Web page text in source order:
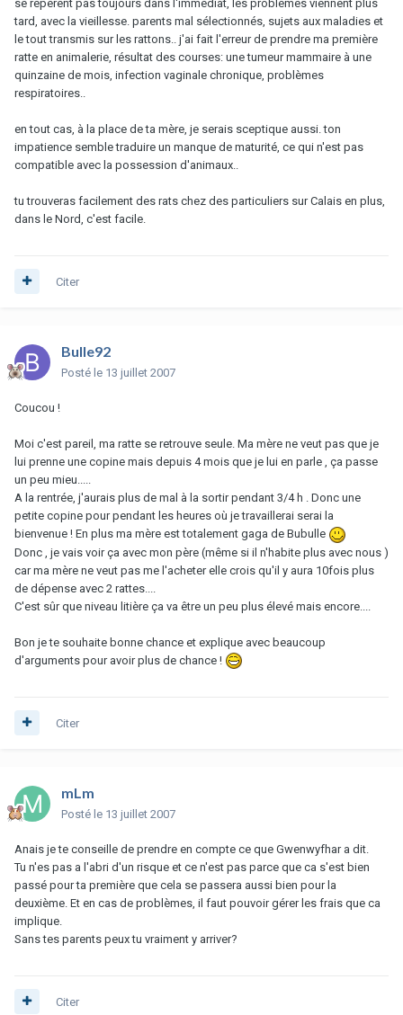
se repèrent pas toujours dans l'immédiat, les problèmes viennent plus
tard, avec la vieillesse. parents mal sélectionnés, sujets aux maladies et
le tout transmis sur les rattons.. j'ai fait l'erreur de prendre ma première
ratte en animalerie, résultat des courses: une tumeur mammaire à une
quinzaine de mois, infection vaginale chronique, problèmes
respiratoires..
en tout cas, à la place de ta mère, je serais sceptique aussi. ton
impatience semble traduire un manque de maturité, ce qui n'est pas
compatible avec la possession d'animaux..
tu trouveras facilement des rats chez des particuliers sur Calais en plus,
dans le Nord, c'est facile.
Citer
Bulle92
Posté le 13 juillet 2007
Coucou !
Moi c'est pareil, ma ratte se retrouve seule. Ma mère ne veut pas que je
lui prenne une copine mais depuis 4 mois que je lui en parle , ça passe
un peu mieu.....
A la rentrée, j'aurais plus de mal à la sortir pendant 3/4 h . Donc une
petite copine pour pendant les heures où je travaillerai serai la
bienvenue ! En plus ma mère est totalement gaga de Bubulle
Donc , je vais voir ça avec mon père (même si il n'habite plus avec nous )
car ma mère ne veut pas me l'acheter elle crois qu'il y aura 10fois plus
de dépense avec 2 rattes....
C'est sûr que niveau litière ça va être un peu plus élevé mais encore....
Bon je te souhaite bonne chance et explique avec beaucoup
d'arguments pour avoir plus de chance !
Citer
mLm
Posté le 13 juillet 2007
Anais je te conseille de prendre en compte ce que Gwenwyfhar a dit.
Tu n'es pas a l'abri d'un risque et ce n'est pas parce que ca s'est bien
passé pour ta première que cela se passera aussi bien pour la
deuxième. Et en cas de problèmes, il faut pouvoir gérer les frais que ca
implique.
Sans tes parents peux tu vraiment y arriver?
Citer